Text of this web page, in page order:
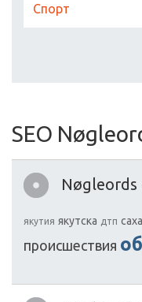
Спoрт
SEO
Nøgleords
якутия якутска дтп саха
прoисшествия